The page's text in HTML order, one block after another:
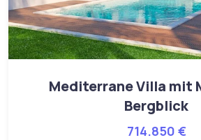
Mediterrane Villa mit
Bergblick
714.850 €